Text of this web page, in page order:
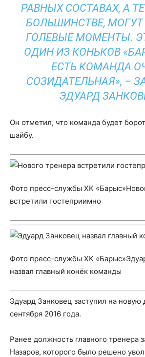
РАВНЫХ СОСТАВАХ, А
БОЛЬШИНСТВЕ, МОГУТ
ГОЛЕВЫЕ МОМЕНТЫ.
ОДИН ИЗ КОНЬКОВ
ЕСТЬ КОМАНДА
СОЗИДАТЕЛЬНАЯ», –
ЭДУАРД
Он отметил, что команда будет
шайбу.
Фото пресс-службы ХК
встретили гостеприимно
Фото пресс-службы ХК
назвал главный конёк команды
Эдуард Занковец заступил на новую
сентября 2016 года.
Ранее должность главного тренера
Назаров, которого было решено